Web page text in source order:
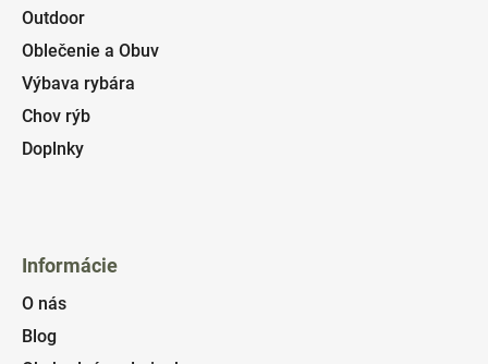
Outdoor
Oblečenie a Obuv
Výbava rybára
Chov rýb
Doplnky
Informácie
O nás
Blog